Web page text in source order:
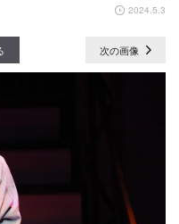
2024.5.3
次の画像